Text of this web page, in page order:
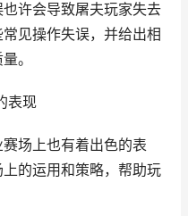
许会导致屠夫玩家失去
见操作失误，并给出相
。
表现
场上也有着出色的表
的运用和策略，帮助玩